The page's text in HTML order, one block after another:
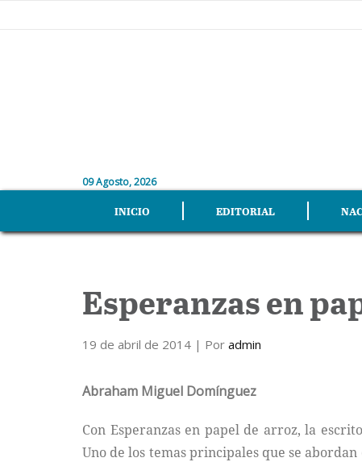
09 Agosto, 2026
INICIO EDITORIAL
Esperanzas en
19 de abril de 2014 | Por admin
Abraham Miguel Domínguez
Con Esperanzas en papel de arroz, la
Uno de los temas principales que se